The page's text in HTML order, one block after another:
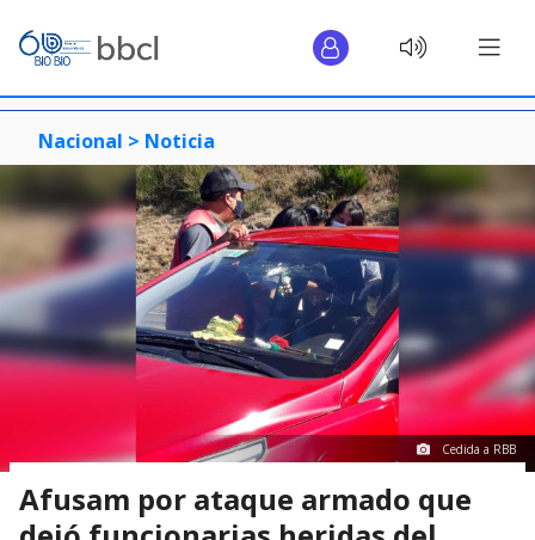
Nacional > Noticia
Cedida a RBB
Afusam por ataque armado que